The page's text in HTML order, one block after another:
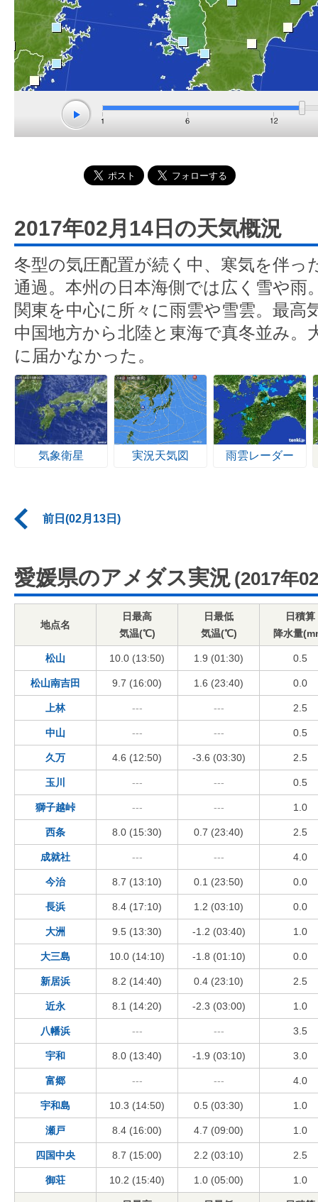
2017年02月14日の天気概況
冬型の気圧配置が続く中、寒気を伴っ
通過。本州の日本海側では広く雪や雨
関東を中心に所々に雨雲や雪雲。最高
中国地方から北陸と東海で真冬並み。
に届かなかった。
気象衛星 実況天気図 雨雲レーダー
前日(02月13日)
愛媛県のアメダス実況 (2017年
地点名
日最高
気温(℃)
日最低
気温(℃)
日積算
降水量
松山 10.0 (13:50) 1.9 (01:30) 0.5
松山南吉田 9.7 (16:00) 1.6 (23:40) 0.0
上林 --- --- 2.5
中山 --- --- 0.5
久万 4.6 (12:50) -3.6 (03:30) 2.5
玉川 --- --- 0.5
獅子越峠 --- --- 1.0
西条 8.0 (15:30) 0.7 (23:40) 2.5
成就社 --- --- 4.0
今治 8.7 (13:10) 0.1 (23:50) 0.0
長浜 8.4 (17:10) 1.2 (03:10) 0.0
大洲 9.5 (13:30) -1.2 (03:40) 1.0
大三島 10.0 (14:10) -1.8 (01:10) 0.0
新居浜 8.2 (14:40) 0.4 (23:10) 2.5
近永 8.1 (14:20) -2.3 (03:00) 1.0
八幡浜 --- --- 3.5
宇和 8.0 (13:40) -1.9 (03:10) 3.0
富郷 --- --- 4.0
宇和島 10.3 (14:50) 0.5 (03:30) 1.0
瀬戸 8.4 (16:00) 4.7 (09:00) 1.0
四国中央 8.7 (15:00) 2.2 (03:10) 2.5
御荘 10.2 (15:40) 1.0 (05:00) 1.0